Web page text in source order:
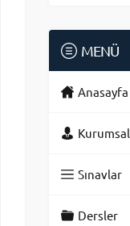
MENÜ
Anasayfa
Kurumsal
Sınavlar
Dersler